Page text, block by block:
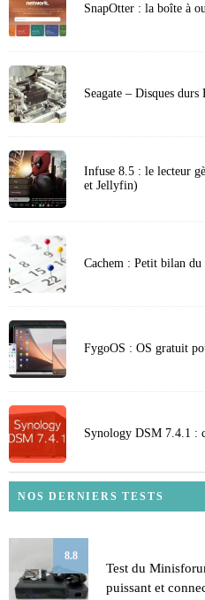
SnapOtter : la boîte à
Seagate – Disques
Infuse 8.5 : le lecteur
et Jellyfin)
Cachem : Petit bilan du
FygoOS : OS gratuit
Synology DSM 7.4.1 :
NOS DERNIERS TESTS
8.8
Test du
puissant et